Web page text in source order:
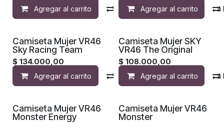
Agregar al carrito Compara Agregar a la
Agregar al carrito
Camiseta Mujer VR46
Sky Racing Team
$ 134.000,00
Agregar al carrito Compara Agregar a la
Camiseta Mujer SKY
VR46 The Original
$108.000,00
Agregar al carrito
Camiseta Mujer VR46
Monster Energy
Camiseta Mujer VR46
Monster